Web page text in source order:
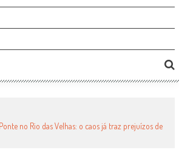
Ponte no Rio das Velhas: o caos já traz prejuízos de
VELHAS: O CAOS JÁ TRAZ
MILHÃO / DIA